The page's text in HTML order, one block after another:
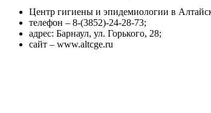
Центр гигиены и эпидемиологии в
телефон – 8-(3852)-24-28-73;
адрес: Барнаул, ул. Горького, 28;
сайт – www.altcge.ru